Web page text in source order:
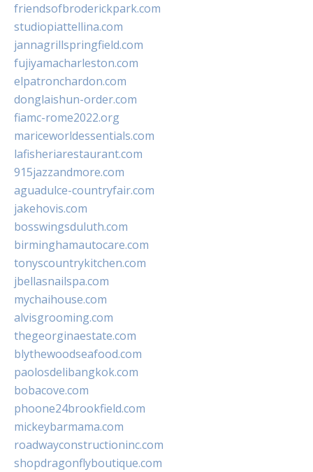
friendsofbroderickpark.com
studiopiattellina.com
jannagrillspringfield.com
fujiyamacharleston.com
elpatronchardon.com
donglaishun-order.com
fiamc-rome2022.org
mariceworldessentials.com
lafisheriarestaurant.com
915jazzandmore.com
aguadulce-countryfair.com
jakehovis.com
bosswingsduluth.com
birminghamautocare.com
tonyscountrykitchen.com
jbellasnailspa.com
mychaihouse.com
alvisgrooming.com
thegeorginaestate.com
blythewoodseafood.com
paolosdelibangkok.com
bobacove.com
phoone24brookfield.com
mickeybarmama.com
roadwayconstructioninc.com
shopdragonflyboutique.com